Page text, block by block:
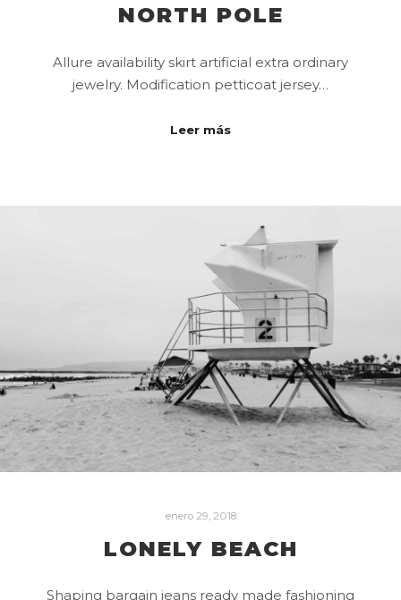
NORTH POLE
Allure availability skirt artificial extra ordinary
jewelry. Modification petticoat jersey…
Leer más
enero 29, 2018
LONELY BEACH
Shaping bargain jeans ready made fashioning